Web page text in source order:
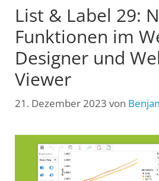
List & Label 29:
Funktionen im
Designer und
Viewer
21. Dezember 2023 von